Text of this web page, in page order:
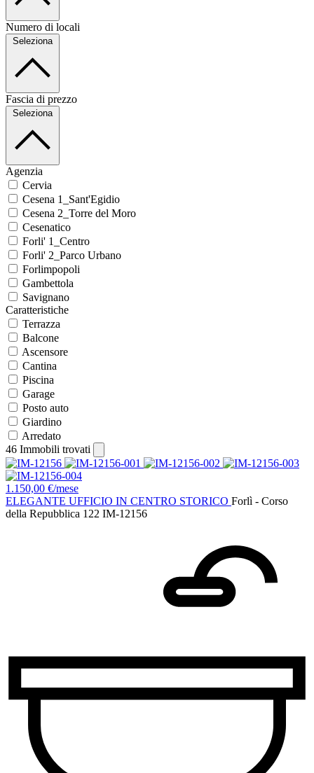
Numero di locali
Fascia di prezzo
Agenzia
Cervia
Cesena 1_Sant'Egidio
Cesena 2_Torre del Moro
Cesenatico
Forli' 1_Centro
Forli' 2_Parco Urbano
Forlimpopoli
Gambettola
Savignano
Caratteristiche
Terrazza
Balcone
Ascensore
Cantina
Piscina
Garage
Posto auto
Giardino
Arredato
46 Immobili trovati
1.150,00 €/mese
ELEGANTE UFFICIO IN CENTRO STORICO Forlì - Corso
della Repubblica 122 IM-12156